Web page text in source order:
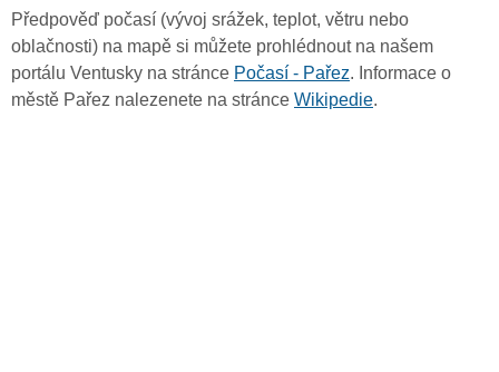
Předpověď počasí (vývoj srážek, teplot, větru nebo
oblačnosti) na mapě si můžete prohlédnout na našem
portálu Ventusky na stránce Počasí - Pařez. Informace o
městě Pařez nalezenete na stránce Wikipedie.